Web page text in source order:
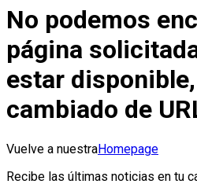
No podemos
página
estar
cambiado de
Vuelve a nuestraHomepage
Recibe las últimas noticias en tu